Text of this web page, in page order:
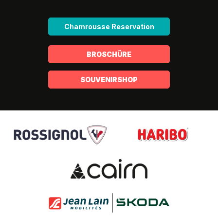
Chamrousse Reservation
BROSCHÜRE
SOUVENIRSHOP